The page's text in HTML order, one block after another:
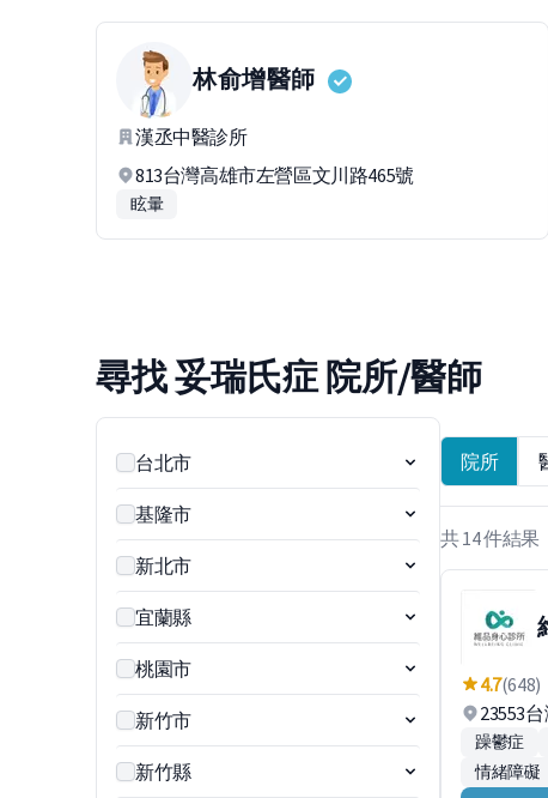
林俞增醫師
漢丞中醫診所
813台灣高雄市左營區文川路465號
眩暈
尋找 妥瑞氏症 院所/醫師
台北市
基隆市
新北市
宜蘭縣
桃園市
新竹市
新竹縣
院所
共 14 件結果
4.7(648)
23553
躁鬱症
情緒障礙